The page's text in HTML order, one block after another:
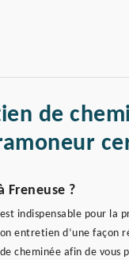
de
?
indispensable pour la
entretien d’une façon
cheminée afin de vous